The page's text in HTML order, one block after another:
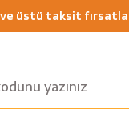
ve üstü taksit